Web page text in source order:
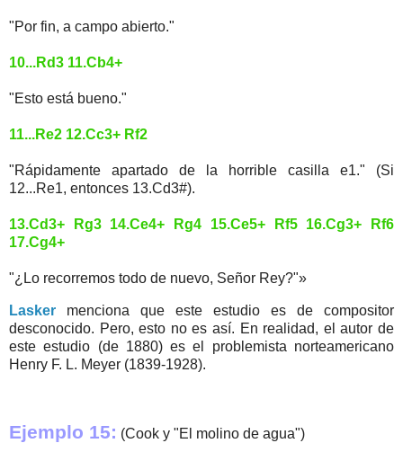
"Por fin, a campo abierto."
10...Rd3 11.Cb4+
"Esto está bueno."
11...Re2 12.Cc3+ Rf2
"Rápidamente apartado de la horrible casilla e1." (Si
12...Re1, entonces 13.Cd3#).
13.Cd3+ Rg3 14.Ce4+ Rg4 15.Ce5+ Rf5 16.Cg3+ Rf6
17.Cg4+
"¿Lo recorremos todo de nuevo, Señor Rey?"»
Lasker menciona que este estudio es de compositor
desconocido. Pero, esto no es así. En realidad, el autor de
este estudio (de 1880) es el problemista norteamericano
Henry F. L. Meyer (1839-1928).
Ejemplo 15: (Cook y "El molino de agua")